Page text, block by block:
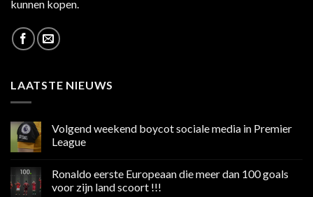
kunnen kopen.
LAATSTE NIEUWS
Volgend weekend boycot sociale media in Premier
League
op
weekend
Ronaldo eerste Europeaan die meer dan 100 goals
voor zijn land scoort !!!